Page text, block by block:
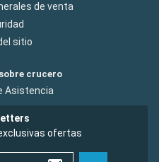
de venta
sitio
crucero
Asistencia
ofertas